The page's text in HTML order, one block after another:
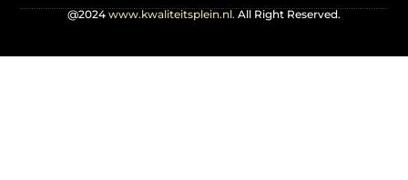
@2024 www.kwaliteitsplein.nl. All Right Reserved.